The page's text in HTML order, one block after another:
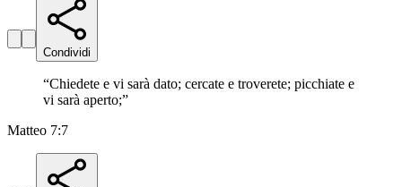
Condividi
“Chiedete e vi sarà dato; cercate e troverete; picchiate e
vi sarà aperto;”
Matteo 7:7